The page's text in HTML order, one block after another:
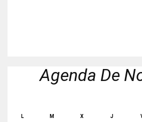
Agenda De
L M X J